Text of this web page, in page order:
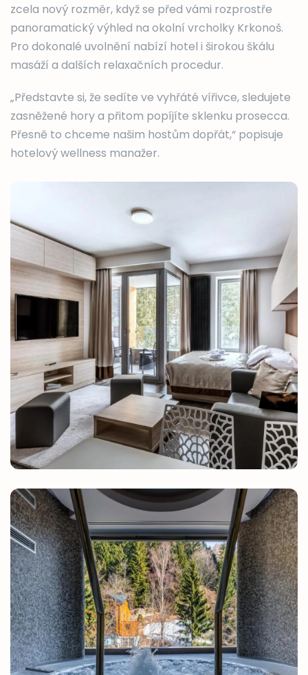
zcela nový rozměr, když se před vámi rozprostře
panoramatický výhled na okolní vrcholky Krkonoš.
Pro dokonalé uvolnění nabízí hotel i širokou škálu
masáží a dalších relaxačních procedur.
„Představte si, že sedíte ve vyhřáté vířivce, sledujete
zasněžené hory a přitom popíjíte sklenku prosecca.
Přesně to chceme našim hostům dopřát,“ popisuje
hotelový wellness manažer.